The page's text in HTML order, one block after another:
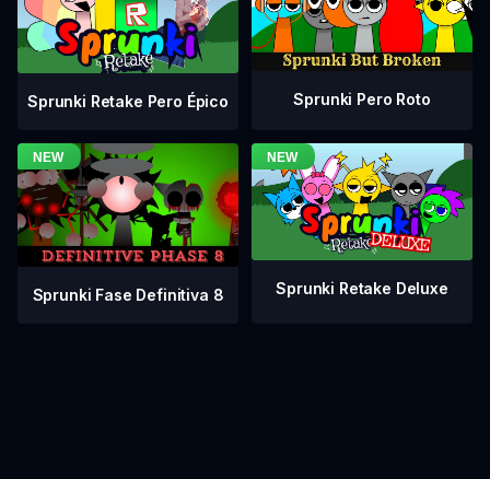
Sprunki Retake Pero Épico Sprunki Pero Roto
Sprunki Fase Definitiva 8 Sprunki Retake Deluxe